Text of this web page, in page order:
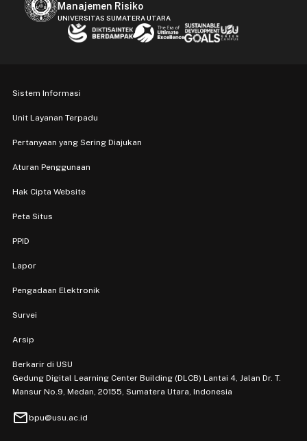
Manajemen Risiko
UNIVERSITAS SUMATERA UTARA
Sistem Informasi
Unit Layanan Terpadu
Pertanyaan yang Sering Diajukan
Aturan Penggunaan
Hak Cipta Website
Peta Situs
PPID
Lapor
Pengadaan Elektronik
Survei
Arsip
Berkarir di USU
Gedung Digital Learning Center Building (DLCB) Lantai 4, Jalan Dr. T.
Mansur No.9, Medan, 20155, Sumatera Utara, Indonesia
mailbpu@usu.ac.id